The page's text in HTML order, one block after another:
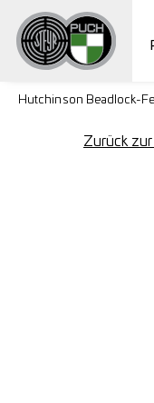
Hutchinson Beadlock-
Zurück